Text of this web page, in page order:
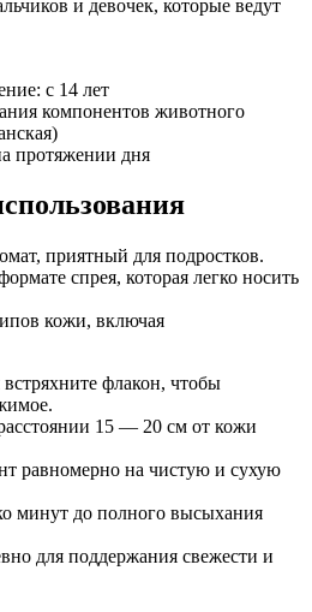
и девочек, которые ведут
с 14 лет
компонентов животного
протяжении дня
приятный для подростков.
спрея, которая легко носить
кожи, включая
флакон, чтобы
15 — 20 см от кожи
равномерно на чистую и сухую
минут до полного высыхания
для поддержания свежести и